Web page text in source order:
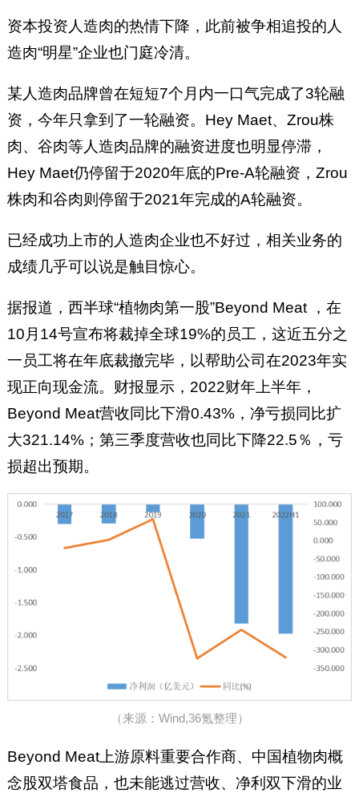
资本投资人造肉的热情下降，此前被争相追投的人
造肉“明星”企业也门庭冷清。
某人造肉品牌曾在短短7个月内一口气完成了3轮融
资，今年只拿到了一轮融资。Hey Maet、Zrou株
肉、谷肉等人造肉品牌的融资进度也明显停滞，
Hey Maet仍停留于2020年底的Pre-A轮融资，Zrou
株肉和谷肉则停留于2021年完成的A轮融资。
已经成功上市的人造肉企业也不好过，相关业务的
成绩几乎可以说是触目惊心。
据报道，西半球“植物肉第一股”Beyond Meat ，在
10月14号宣布将裁掉全球19%的员工，这近五分之
一员工将在年底裁撤完毕，以帮助公司在2023年实
现正向现金流。财报显示，2022财年上半年，
Beyond Meat营收同比下滑0.43%，净亏损同比扩
大321.14%；第三季度营收也同比下降22.5％，亏
损超出预期。
（来源：Wind,36氪整理）
Beyond Meat上游原料重要合作商、中国植物肉概
念股双塔食品，也未能逃过营收、净利双下滑的业